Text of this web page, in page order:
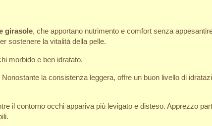
girasole, che apportano nutrimento e comfort senza
sostenere la vitalità della pelle.
morbido e ben idratato.
Nonostante la consistenza leggera, offre un buon livello di
il contorno occhi appariva più levigato e disteso. Apprezzo